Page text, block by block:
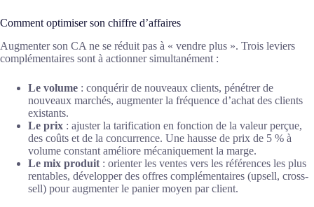
Comment optimiser son chiffre d’affaires
Augmenter son CA ne se réduit pas à « vendre plus ». Trois leviers
complémentaires sont à actionner simultanément :
Le volume : conquérir de nouveaux clients, pénétrer de
nouveaux marchés, augmenter la fréquence d’achat des clients
existants.
Le prix : ajuster la tarification en fonction de la valeur perçue,
des coûts et de la concurrence. Une hausse de prix de 5 % à
volume constant améliore mécaniquement la marge.
Le mix produit : orienter les ventes vers les références les plus
rentables, développer des offres complémentaires (upsell, cross-
sell) pour augmenter le panier moyen par client.